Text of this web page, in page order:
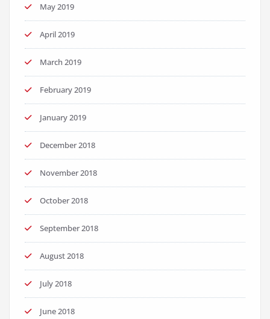
May 2019
April 2019
March 2019
February 2019
January 2019
December 2018
November 2018
October 2018
September 2018
August 2018
July 2018
June 2018